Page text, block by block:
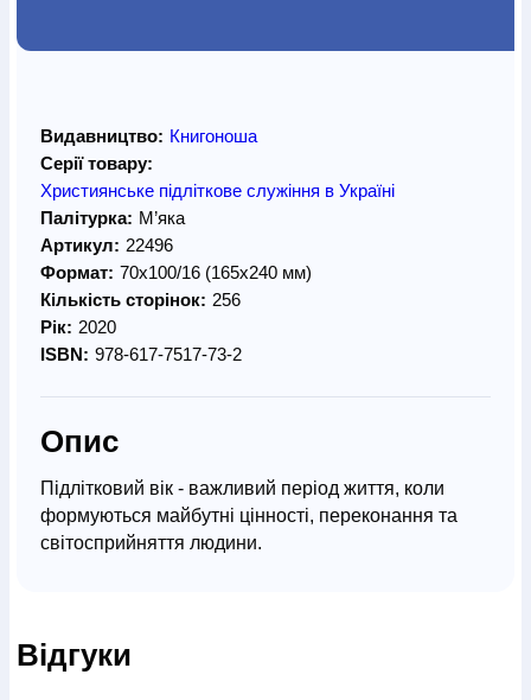
Видавництво: Книгоноша
Серії товару:
Християнське підліткове служіння в Україні
Палітурка: М’яка
Артикул: 22496
Формат: 70х100/16 (165х240 мм)
Кількість сторінок: 256
Рік: 2020
ISBN: 978-617-7517-73-2
Опис
Підлітковий вік - важливий період життя, коли
формуються майбутні цінності, переконання та
світосприйняття людини.
серед підлітків. Основна увага приділяється
Відгуки